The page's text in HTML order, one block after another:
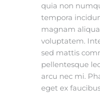
quia non
tempora
magnam
voluptatem.
sed mattis
pellentesque
arcu nec mi.
eget ex